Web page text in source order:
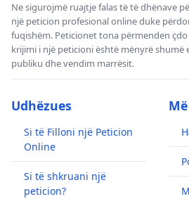
Ne sigurojmë ruajtje falas të të dhënave
një peticion profesional online duke
fuqishëm. Peticionet tona përmenden
krijimi i një peticioni është mënyrë shumë
publiku dhe vendim marrësit.
Udhëzues
Si të Filloni një Peticion
Online
Si të shkruani një
peticion?